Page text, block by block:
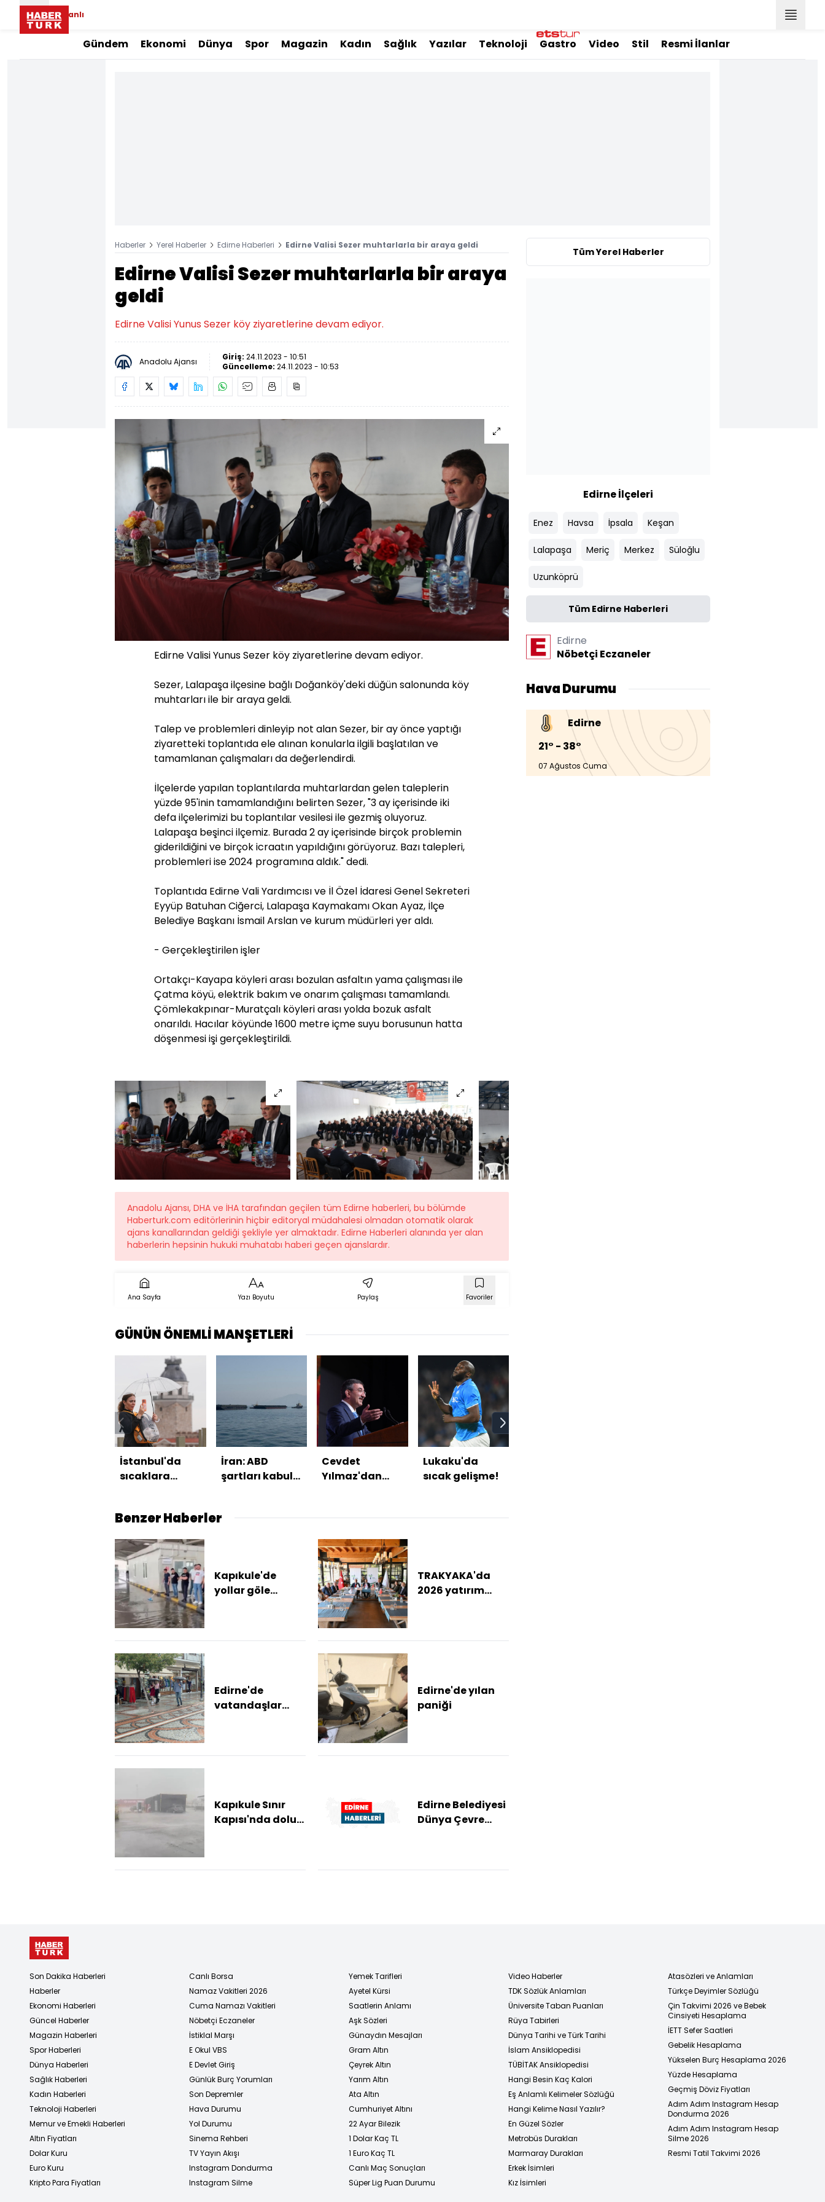
Canlı
Gündem Ekonomi Dünya Spor Magazin Kadın Sağlık Yazılar Teknoloji Gastro Video Stil Resmi İlanlar
Haberler Yerel Haberler Edirne Haberleri Edirne Valisi Sezer muhtarlarla bir araya geldi
Edirne Valisi Sezer muhtarlarla bir araya
geldi
Edirne Valisi Yunus Sezer köy ziyaretlerine devam ediyor.
Anadolu Ajansı Giriş: 24.11.2023 - 10:51
Güncelleme: 24.11.2023 - 10:53
Edirne Valisi Yunus Sezer köy ziyaretlerine devam ediyor.
Sezer, Lalapaşa ilçesine bağlı Doğanköy'deki düğün salonunda köy
muhtarları ile bir araya geldi.
Talep ve problemleri dinleyip not alan Sezer, bir ay önce yaptığı
ziyaretteki toplantıda ele alınan konularla ilgili başlatılan ve
tamamlanan çalışmaları da değerlendirdi.
İlçelerde yapılan toplantılarda muhtarlardan gelen taleplerin
yüzde 95'inin tamamlandığını belirten Sezer, "3 ay içerisinde iki
defa ilçelerimizi bu toplantılar vesilesi ile gezmiş oluyoruz.
Lalapaşa beşinci ilçemiz. Burada 2 ay içerisinde birçok problemin
giderildiğini ve birçok icraatın yapıldığını görüyoruz. Bazı talepleri,
problemleri ise 2024 programına aldık." dedi.
Toplantıda Edirne Vali Yardımcısı ve İl Özel İdaresi Genel Sekreteri
Eyyüp Batuhan Ciğerci, Lalapaşa Kaymakamı Okan Ayaz, İlçe
Belediye Başkanı İsmail Arslan ve kurum müdürleri yer aldı.
- Gerçekleştirilen işler
Ortakçı-Kayapa köyleri arası bozulan asfaltın yama çalışması ile
Çatma köyü, elektrik bakım ve onarım çalışması tamamlandı.
Çömlekakpınar-Muratçalı köyleri arası yolda bozuk asfalt
onarıldı. Hacılar köyünde 1600 metre içme suyu borusunun hatta
döşenmesi işi gerçekleştirildi.
Anadolu Ajansı, DHA ve İHA tarafından geçilen tüm Edirne haberleri, bu bölümde
Haberturk.com editörlerinin hiçbir editoryal müdahalesi olmadan otomatik olarak
ajans kanallarından geldiği şekliyle yer almaktadır. Edirne Haberleri alanında yer alan
haberlerin hepsinin hukuki muhatabı haberi geçen ajanslardır.
Ana Sayfa Yazı Boyutu Paylaş Favoriler
GÜNÜN ÖNEMLİ MANŞETLERİ
İstanbul'da
sıcaklara
İran: ABD
şartları kabul
Cevdet
Yılmaz'dan
mesajı
Lukaku'da
sıcak gelişme!
Benzer Haberler
Kapıkule'de
yollar göle
TRAKYAKA'da
2026 yatırım
Edirne'de
vatandaşlar
Edirne'de yılan
paniği
Kapıkule Sınır
Kapısı'nda dolu
Edirne Belediyesi
Dünya Çevre
Tüm Yerel Haberler
Edirne İlçeleri
Enez Havsa İpsala Keşan
Lalapaşa Meriç Merkez Süloğlu
Uzunköprü
Tüm Edirne Haberleri
Edirne
Nöbetçi Eczaneler
Hava Durumu
Edirne
21° - 38°
07 Ağustos Cuma
Son Dakika Haberleri
Haberler
Ekonomi Haberleri
Güncel Haberler
Magazin Haberleri
Spor Haberleri
Dünya Haberleri
Sağlık Haberleri
Kadın Haberleri
Teknoloji Haberleri
Memur ve Emekli Haberleri
Altın Fiyatları
Dolar Kuru
Euro Kuru
Kripto Para Fiyatları
Canlı Borsa
Namaz Vakitleri 2026
Cuma Namazı Vakitleri
Nöbetçi Eczaneler
İstiklal Marşı
E Okul VBS
E Devlet Giriş
Günlük Burç Yorumları
Son Depremler
Hava Durumu
Yol Durumu
Sinema Rehberi
TV Yayın Akışı
Instagram Dondurma
Instagram Silme
Yemek Tarifleri
Ayetel Kürsi
Saatlerin Anlamı
Aşk Sözleri
Günaydın Mesajları
Gram Altın
Çeyrek Altın
Yarım Altın
Ata Altın
Cumhuriyet Altını
22 Ayar Bilezik
1 Dolar Kaç TL
1 Euro Kaç TL
Canlı Maç Sonuçları
Süper Lig Puan Durumu
Video Haberler
TDK Sözlük Anlamları
Üniversite Taban Puanları
Rüya Tabirleri
Dünya Tarihi ve Türk Tarihi
İslam Ansiklopedisi
TÜBİTAK Ansiklopedisi
Hangi Besin Kaç Kalori
Eş Anlamlı Kelimeler Sözlüğü
Hangi Kelime Nasıl Yazılır?
En Güzel Sözler
Metrobüs Durakları
Marmaray Durakları
Erkek İsimleri
Kız İsimleri
Atasözleri ve Anlamları
Türkçe Deyimler Sözlüğü
Çin Takvimi 2026 ve Bebek
Cinsiyeti Hesaplama
İETT Sefer Saatleri
Gebelik Hesaplama
Yükselen Burç Hesaplama 2026
Yüzde Hesaplama
Geçmiş Döviz Fiyatları
Adım Adım Instagram Hesap
Dondurma 2026
Adım Adım Instagram Hesap
Silme 2026
Resmi Tatil Takvimi 2026